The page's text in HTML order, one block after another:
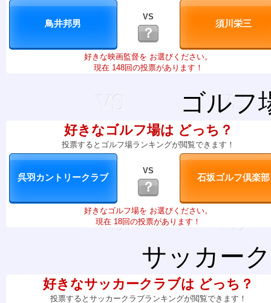
VS
？
好きな映画監督を お選びください。
現在 148回の投票があります！
ゴルフ
好きなゴルフ場は どっち？
投票するとゴルフ場ランキングが閲覧できます！
VS
？
好きなゴルフ場を お選びください。
現在 18回の投票があります！
サッカー
好きなサッカークラブは どっち？
投票するとサッカークラブランキングが閲覧できます！